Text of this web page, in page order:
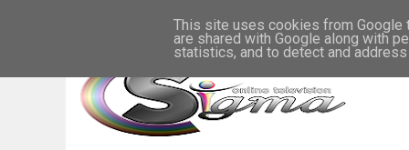
EUROPE U.S.A. AUSTRALIA
This site uses cookies from Google
are shared with Google along with
statistics, and to detect and address